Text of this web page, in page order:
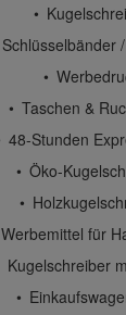
Schlüsselbänder
Taschen &
48-Stunden
Öko-
Werbemittel für
Kugelschreiber